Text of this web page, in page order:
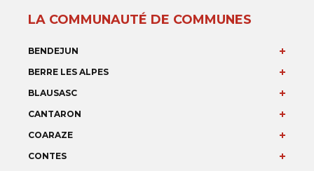
LA COMMUNAUTÉ DE COMMUNES
BENDEJUN
BERRE LES ALPES
BLAUSASC
CANTARON
COARAZE
CONTES